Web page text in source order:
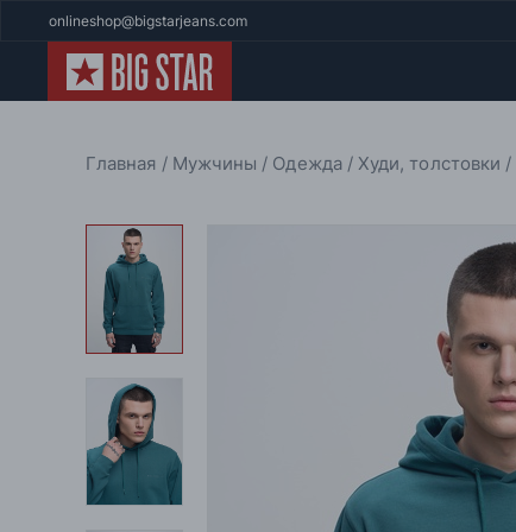
onlineshop@bigstarjeans.com
Главная Мужчины Одежда Худи, толстовки